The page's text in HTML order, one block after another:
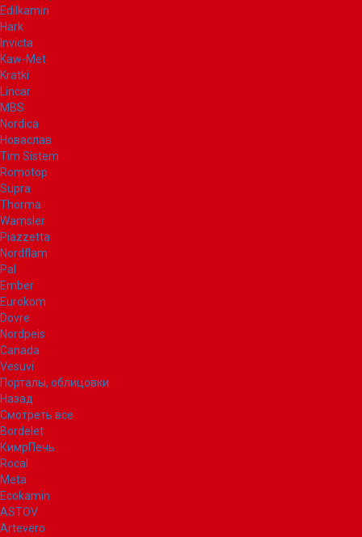
Edilkamin
Hark
Invicta
Kaw-Met
Kratki
Lincar
MBS
Nordica
Новаслав
Tim Sistem
Romotop
Supra
Thorma
Wamsler
Piazzetta
Nordflam
Pal
Ember
Eurokom
Dovre
Nordpeis
Canada
Vesuvi
Порталы, облицовки
Назад
Смотреть все
Bordelet
КимрПечь
Rocal
Meta
Ecokamin
ASTOV
Artevero